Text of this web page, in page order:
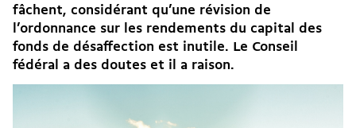
fâchent, considérant qu’une révision de
l’ordonnance sur les rendements du capital des
fonds de désaffection est inutile. Le Conseil
fédéral a des doutes et il a raison.